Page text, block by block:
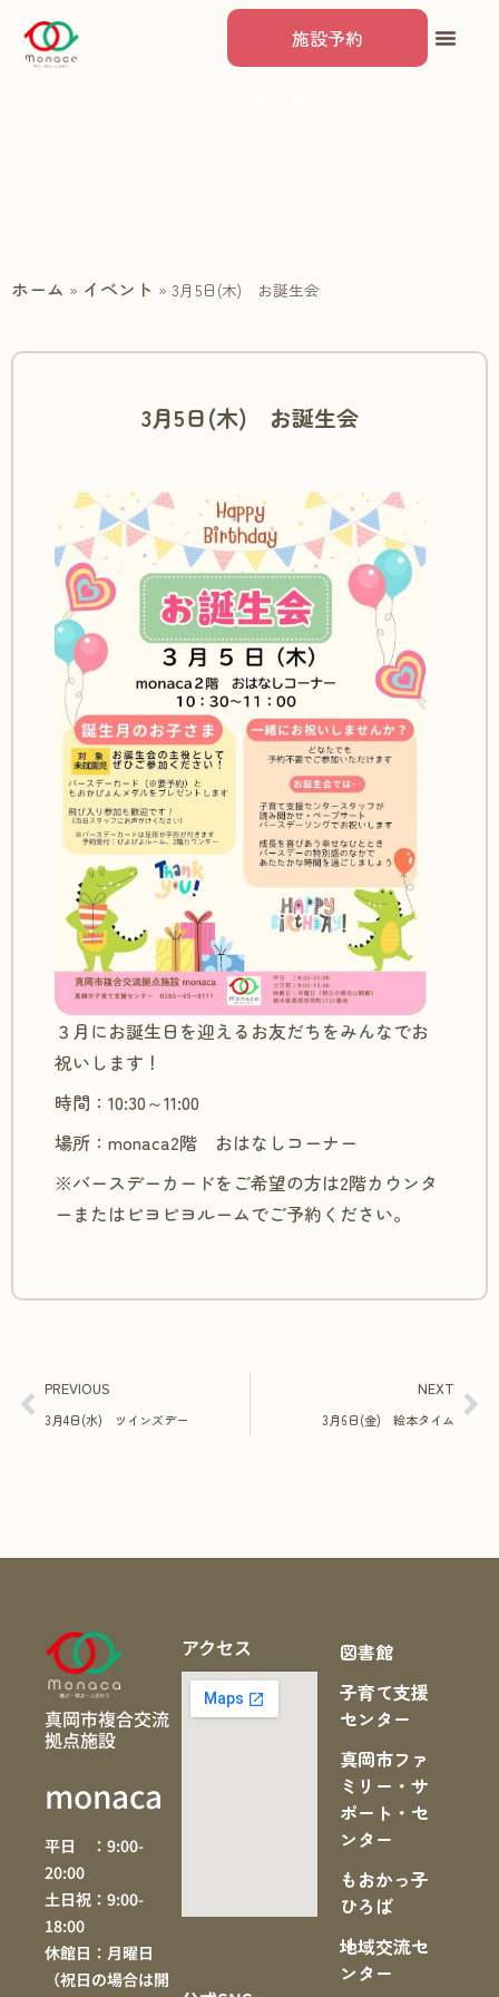
施設予約
ホーム » イベント » 3月5日(木) お誕生会
3月5日(木) お誕生会
３月にお誕生日を迎えるお友だちをみんなでお
祝いします！
時間：10:30～11:00
場所：monaca2階 おはなしコーナー
※バースデーカードをご希望の方は2階カウンタ
ーまたはピヨピヨルームでご予約ください。
PREVIOUS
3月4日(水) ツインズデー
NEXT
3月6日(金) 絵本タイム
真岡市複合交流
拠点施設
monaca
平日 ：9:00-
20:00
土日祝：9:00-
18:00
休館日：月曜日
（祝日の場合は開
アクセス
図書館
子育て支援
センター
真岡市ファ
ミリー・サ
ポート・セ
ンター
もおかっ子
ひろば
地域交流セ
ンター